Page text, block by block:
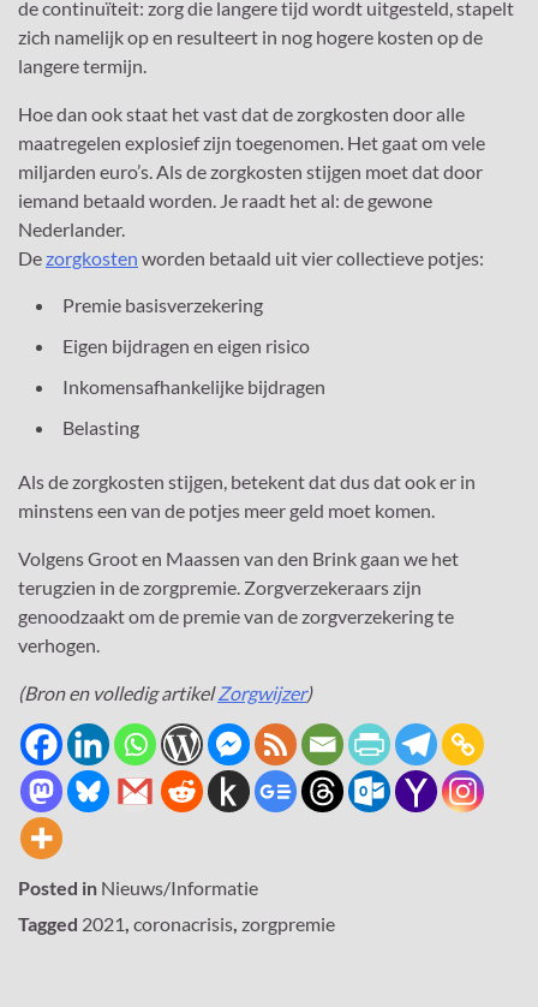
de continuïteit: zorg die langere tijd wordt uitgesteld, stapelt
zich namelijk op en resulteert in nog hogere kosten op de
langere termijn.
Hoe dan ook staat het vast dat de zorgkosten door alle
maatregelen explosief zijn toegenomen. Het gaat om vele
miljarden euro’s. Als de zorgkosten stijgen moet dat door
iemand betaald worden. Je raadt het al: de gewone
Nederlander.
Dezorgkosten worden betaald uit vier collectieve potjes:
Premie basisverzekering
Eigen bijdragen en eigen risico
Inkomensafhankelijke bijdragen
Belasting
Als de zorgkosten stijgen, betekent dat dus dat ook er in
minstens een van de potjes meer geld moet komen.
Volgens Groot en Maassen van den Brink gaan we het
terugzien in de zorgpremie. Zorgverzekeraars zijn
genoodzaakt om de premie van de zorgverzekering te
verhogen.
(Bron en volledig artikelZorgwijzer)
Posted in Nieuws/Informatie
Tagged 2021, coronacrisis, zorgpremie